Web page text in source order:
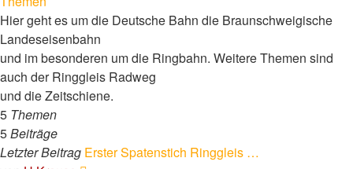
Hier geht es um die Deutsche Bahn die Braunschweigische
Landeseisenbahn
und im besonderen um die Ringbahn. Weitere Themen sind
auch der Ringgleis Radweg
und die Zeitschiene.
5 Themen
5Beiträge
Letzter Beitrag Erster Spatenstich Ringgleis …